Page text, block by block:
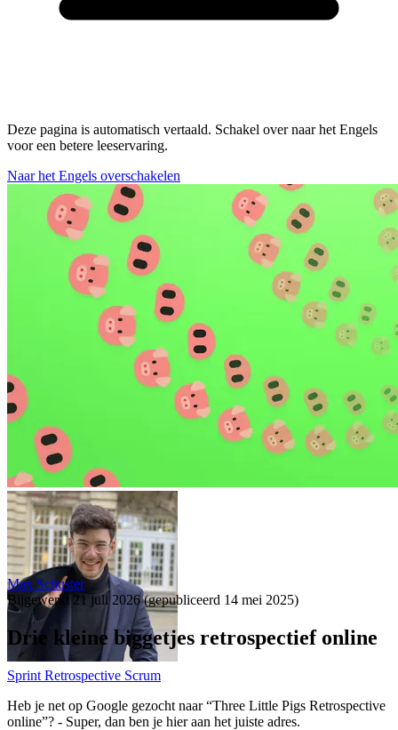
Deze pagina is automatisch vertaald. Schakel over naar het Engels
voor een betere leeservaring.
Naar het Engels overschakelen
Max Schuster
Bijgewerkt21 juli 2026(gepubliceerd 14 mei 2025)
Drie kleine biggetjes retrospectief online
Sprint Retrospective Scrum
Heb je net op Google gezocht naar “Three Little Pigs Retrospective
online”? - Super, dan ben je hier aan het juiste adres.